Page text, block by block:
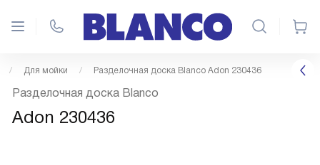
Для мойки Разделочная доска Blanco Adon 230436
Разделочная доска Blanco
Adon 230436